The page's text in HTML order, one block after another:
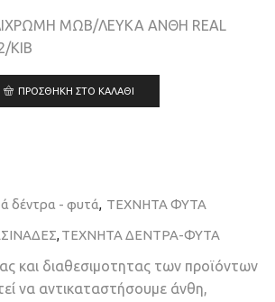
ΜΩΒ/ΛΕΥΚΑ ΑΝΘΗ REAL
ΚΙΒ
ΠΡΟΣΘΉΚΗ ΣΤΟ ΚΑΛΆΘΙ
δέντρα - φυτά, ΤΕΧΝΗΤΑ ΦΥΤΑ
,ΤΕΧΝΗΤΑ ΔΕΝΤΡΑ-ΦΥΤΑ
και διαθεσιμοτητας των προϊόντων
να αντικαταστήσουμε άνθη,